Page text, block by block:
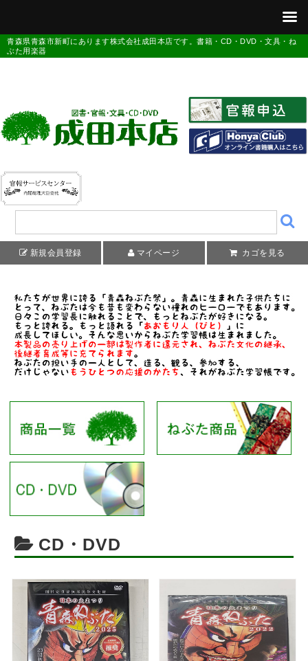
青森県青森市新町にあります株式会社成田本店です。書籍・CD・DVD・文具・ね
ぶた用楽器
新規会員登録 マイページ カゴを見る
CD・DVD